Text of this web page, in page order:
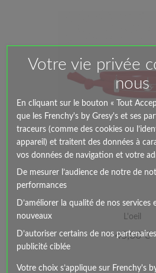
L'oeil
Prix
45,00 €
Votre vie privée
nous
En cliquant sur le bouton « Tout
que les Frenchy's by Gresy's et ses
traceurs (comme des cookies ou
appareil) et traitent des données à
vos données de navigation et votre
De mesurer l’audience de notre de
performances
D’améliorer la qualité de nos
nouveaux
D’autoriser certains de nos
publicité ciblée
Votre choix s’applique sur Frenchy's